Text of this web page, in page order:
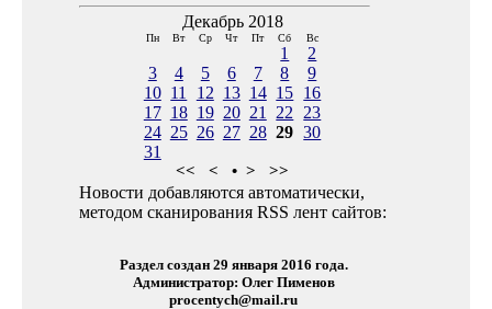
Декабрь 2018
Пн Вт Ср Чт Пт Сб Вс
1
2
3
4 5 6 7 8
9
10 11 12 13 14 15 16
17 18 19 20 21 22
23
24 25 26 27 28 29 30
31
<< < • > >>
Новости добавляются автоматически,
методом сканирования RSS лент сайтов:
Раздел создан 29 января 2016 года.
Администратор: Олег Пименов
procentych@mail.ru